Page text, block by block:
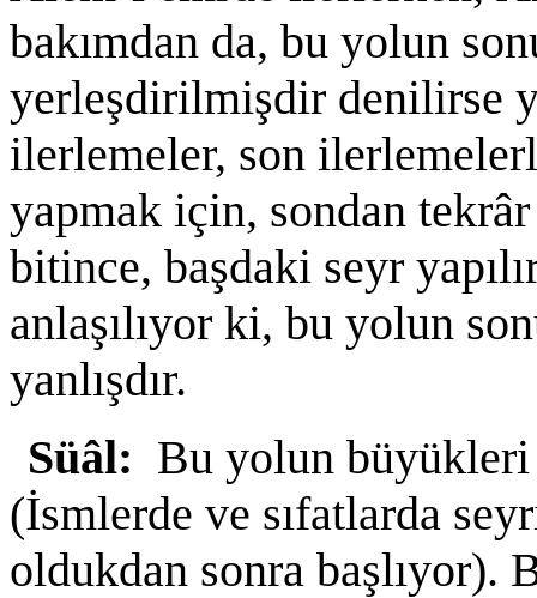
bakımdan da, bu yolun
yerleşdirilmişdir denilirse
ilerlemeler, son
yapmak için, sondan
bitince, başdaki seyr
anlaşılıyor ki, bu yolun
yanlışdır.
Süâl: Bu yolun büyükleri
(İsmlerde ve sıfatlarda
oldukdan sonra başlıyor).